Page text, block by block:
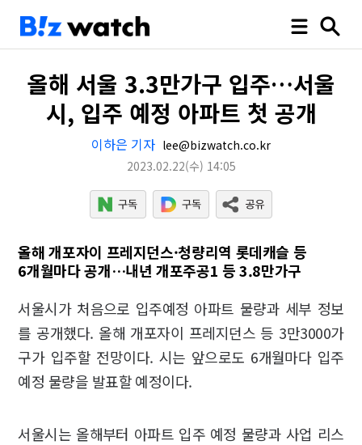
올해 서울 3.3만가구 입주…서울
시, 입주 예정 아파트 첫 공개
이하은 기자 lee@bizwatch.co.kr
2023.02.22(수) 14:05
올해 개포자이 프레지던스·청량리역 롯데캐슬 등
6개월마다 공개…내년 개포주공1 등 3.8만가구
서울시가 처음으로 입주예정 아파트 물량과 세부 정보
를 공개했다. 올해 개포자이 프레지던스 등 3만3000가
구가 입주할 전망이다. 시는 앞으로도 6개월마다 입주
예정 물량을 발표할 예정이다.
서울시는 올해부터 아파트 입주 예정 물량과 사업 리스